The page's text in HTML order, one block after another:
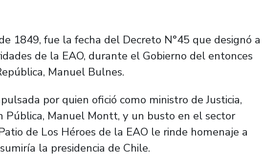
1849, fue la fecha del Decreto N°45 que designó a
de la EAO, durante el Gobierno del entonces
Manuel Bulnes.
por quien ofició como ministro de Justicia,
Pública, Manuel Montt, y un busto en el sector
de Los Héroes de la EAO le rinde homenaje a
la presidencia de Chile.